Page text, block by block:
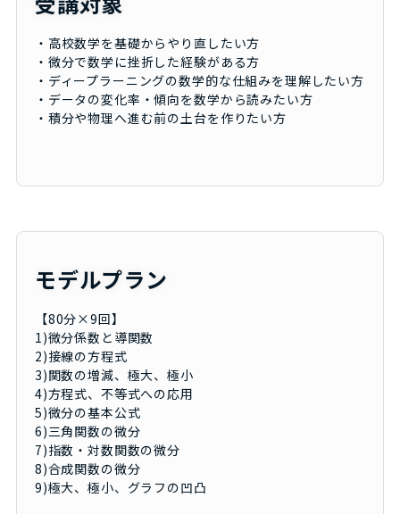
・高校数学を基礎からやり直したい方
・微分で数学に挫折した経験がある方
・ディープラーニングの数学的な仕組みを理解したい方
・データの変化率・傾向を数学から読みたい方
・積分や物理へ進む前の土台を作りたい方
モデルプラン
【80分×9回】
1)微分係数と導関数
2)接線の方程式
3)関数の増減、極大、極小
4)方程式、不等式への応用
5)微分の基本公式
6)三角関数の微分
7)指数・対数関数の微分
8)合成関数の微分
9)極大、極小、グラフの凹凸